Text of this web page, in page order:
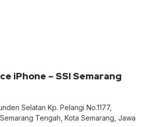
iPhone – SSI Semarang
Selatan Kp. Pelangi No.1177,
Tengah, Kota Semarang, Jawa